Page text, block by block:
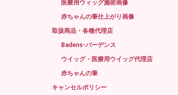
医療用ウィッグ施術画像
赤ちゃんの筆仕上がり画像
取扱商品・各種代理店
Badens-バーデンス
ウイッグ・医療用ウイッグ代理店
赤ちゃんの筆
キャンセルポリシー